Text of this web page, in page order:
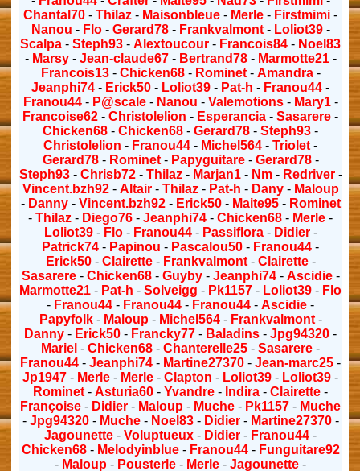
Chantal70 -Thilaz - Maisonbleue - Merle - Firstmimi -
Nanou - Flo- Gerard78- Frankvalmont- Loliot39-
Scalpa -Steph93 -Alextoucour - Francois84 - Noel83
- Marsy- Jean-claude67- Bertrand78- Marmotte21-
Francois13- Chicken68- Rominet- Amandra-
Jeanphi74 - Erick50 - Loliot39 - Pat-h - Franou44 -
Franou44- P@scale- Nanou - Valemotions- Mary1-
Francoise62 -Christolelion - Esperancia -Sasarere -
Chicken68 -Chicken68 -Gerard78 -Steph93 -
Christolelion - Franou44 - Michel564 -Triolet -
Gerard78- Rominet- Papyguitare- Gerard78-
Steph93- Chrisb72- Thilaz- Marjan1- Nm- Redriver-
Vincent.bzh92- Altair- Thilaz- Pat-h - Dany- Maloup
- Danny- Vincent.bzh92- Erick50- Maite95- Rominet
-Thilaz - Diego76 -Jeanphi74 -Chicken68 - Merle -
Loliot39- Flo- Franou44- Passiflora- Didier-
Patrick74 - Papinou - Pascalou50 - Franou44 -
Erick50- Clairette- Frankvalmont- Clairette-
Sasarere- Chicken68- Guyby- Jeanphi74- Ascidie-
Marmotte21 - Pat-h -Solveigg - Pk1157 - Loliot39 - Flo
- Franou44 - Franou44 - Franou44 -Ascidie -
Papyfolk- Maloup- Michel564- Frankvalmont-
Danny - Erick50 - Francky77 - Baladins -Jpg94320 -
Mariel -Chicken68 -Chanterelle25 -Sasarere -
Franou44 -Jeanphi74 - Martine27370 -Jean-marc25 -
Jp1947 - Merle - Merle -Clapton - Loliot39 - Loliot39 -
Rominet -Asturia60 -Yvandre - Indira -Clairette -
Françoise - Didier - Maloup - Muche - Pk1157 - Muche
- Jpg94320- Muche- Noel83- Didier- Martine27370-
Jagounette -Voluptueux - Didier - Franou44 -
Chicken68- Melodyinblue- Franou44- Funguitare92
- Maloup - Pousterle - Merle -Jagounette -